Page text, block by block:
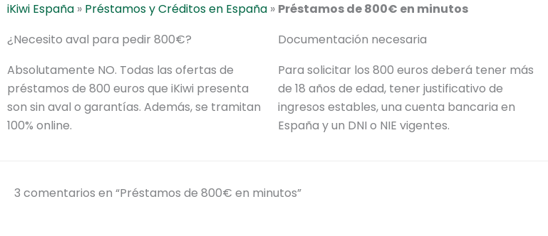
iKiwi España » Préstamos y Créditos en España » Préstamos de 800€ en minutos
¿Necesito aval para pedir 800€?
Absolutamente NO. Todas las ofertas de
préstamos de 800 euros que iKiwi presenta
son sin aval o garantías. Además, se tramitan
100% online.
Documentación necesaria
Para solicitar los 800 euros deberá tener más
de 18 años de edad, tener justificativo de
ingresos estables, una cuenta bancaria en
España y un DNI o NIE vigentes.
3 comentarios en “Préstamos de 800€ en minutos”